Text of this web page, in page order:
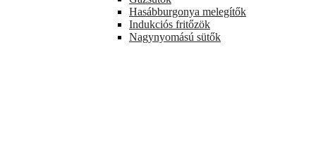
Hasábburgonya melegítők
Indukciós fritőzök
Nagynyomású sütők